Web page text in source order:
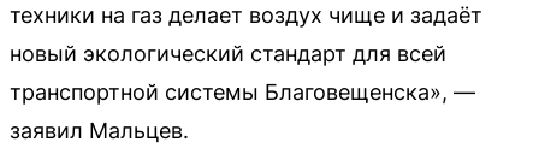
техники на газ делает воздух чище и задаёт
новый экологический стандарт для всей
транспортной системы Благовещенска», —
заявил Мальцев.